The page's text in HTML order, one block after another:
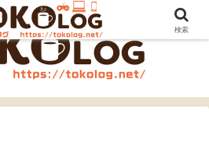
検索